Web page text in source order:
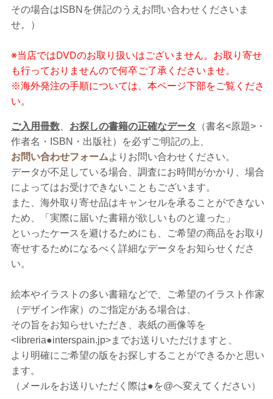
その場合はISBNを併記のうえお問い合わせくださいま
せ。）
※当店ではDVDのお取り扱いはございません。お取り寄せ
も行っておりませんので何卒ご了承くださいませ。
※海外発注の手順については、本ページ下部をご覧くださ
い。
ご入用冊数 お探しの書籍の正確なデータ
（書名<原題>・
作者名・ISBN・出版社）を必ずご明記の上、
お問い合わせフォームよりお問い合わせください。
データが不足している場合、調査にお時間がかかり、場合
によってはお受けできないこともございます。
また、海外取り寄せ品はキャンセルを承ることができない
ため、「実際に届いた書籍が欲しいものと違った」
といったケースを避けるためにも、ご希望の商品をお取り
寄せするためになるべく詳細なデータをお知らせくださ
い。
絵本やイラストの多い書籍などで、ご希望のイラスト作家
（デザイン作家）のご指定がある場合は、
その旨をお知らせいただき、表紙の画像等を
<libreria●interspain.jp>までお送りいただけますと、
より明確にご希望の版をお探しすることができるかと思い
ます。
（メールをお送りいただく際は●を@へ変えてください）